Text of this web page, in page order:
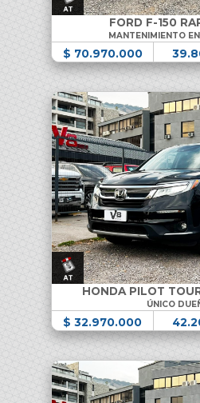
FORD F-150
MANTENIMIENTO
$ 70.970.000
HONDA PILOT
ÚNICO
$ 32.970.000